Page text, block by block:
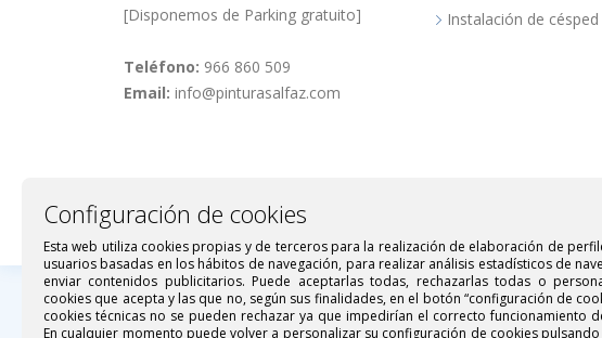
[Disponemos de Parking gratuito]
Teléfono: 966 860 509
Email: info@pinturasalfaz.com
Instalación de
© Copyright 2026 -Pinturas Alfaz.
Diseño y desarrollo web porTuenweb
Configuración de cookies
Esta web utiliza cookies propias y de terceros para la realización de elaboración de
usuarios basadas en los hábitos de navegación, para realizar análisis estadísticos de
enviar contenidos publicitarios. Puede aceptarlas todas, rechazarlas todas o
cookies que acepta y las que no, según sus finalidades, en el botón “configuración de
cookies técnicas no se pueden rechazar ya que impedirían el correcto funcionamiento
En cualquier momento puede volver a personalizar su configuración de cookies